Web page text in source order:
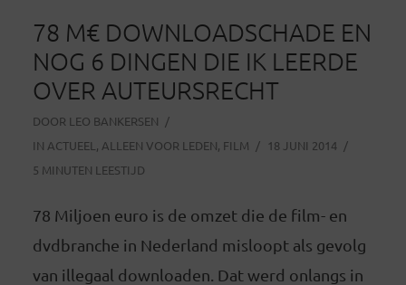
78 M€ DOWNLOADSCHADE EN
NOG 6 DINGEN DIE IK LEERDE
OVER AUTEURSRECHT
DOOR LEO BANKERSEN
IN ACTUEEL , ALLEEN VOOR LEDEN, FILM
18 JUNI 2014
5 MINUTEN LEESTIJD
78 Miljoen euro is de omzet die de film- en
dvdbranche in Nederland misloopt als gevolg
van illegaal downloaden. Dat werd onlangs in